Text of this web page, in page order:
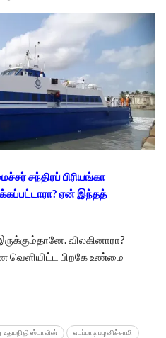
சந்திரப் பிரியங்கா
ஏன் இந்தத்
விலகினாரா?
வெளியிட்ட பிறகே உண்மை
ஸ்டாலின் எடப்பாடி பழனிச்சாமி